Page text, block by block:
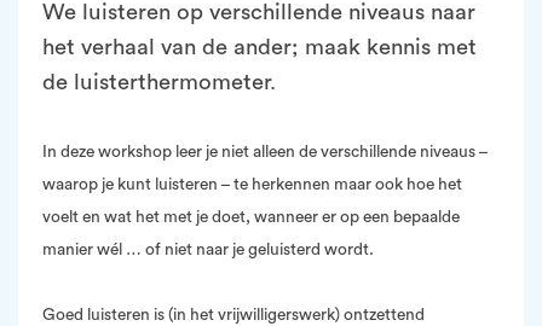
We luisteren op verschillende niveaus naar
het verhaal van de ander; maak kennis met
de luisterthermometer.
In deze workshop leer je niet alleen de verschillende niveaus –
waarop je kunt luisteren – te herkennen maar ook hoe het
voelt en wat het met je doet, wanneer er op een bepaalde
manier wél … of niet naar je geluisterd wordt.
Goed luisteren is (in het vrijwilligerswerk) ontzettend